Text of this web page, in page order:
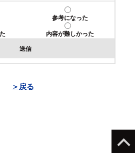
参考になった
内容が難しかった
送信
＞戻る